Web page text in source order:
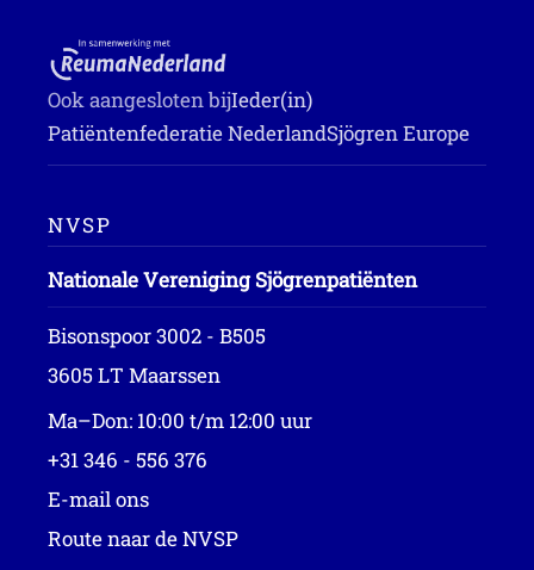
Ook aangesloten bijIeder(in)
Patiëntenfederatie NederlandSjögren Europe
NVSP
Nationale Vereniging Sjögrenpatiënten
Bisonspoor 3002 - B505
3605 LT Maarssen
Ma–Don: 10:00 t/m 12:00 uur
+31 346 - 556 376
E-mail ons
Route naar de NVSP